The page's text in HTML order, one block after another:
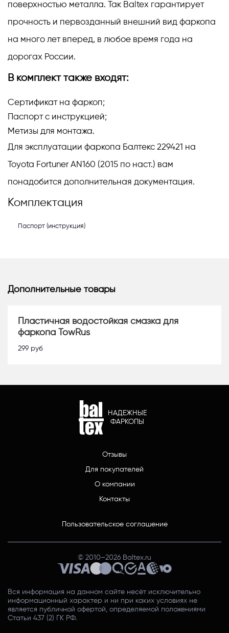
поверхностью металла. Так Baltex гарантирует
прочность и первозданный внешний вид фаркопа
на много лет вперед, в любое время года на
дорогах России.
В комплект также входят:
Сертификат на фаркоп;
Паспорт с инструкцией;
Метизы для монтажа.
Для эксплуатации фаркопа Балтекс 229421 на
Toyota Fortuner AN160 (2015 по наст.) вам
понадобится дополнительная документация.
Комплектация
Паспорт (инструкция)
Дополнительные товары
Пластичная водостойкая смазка для
фаркопа TowRus
299 руб
НАДЕЖНЫЕ
ФАРКОПЫ
Отзывы
Для покупателей
О компании
Контакты
Пользовательское соглашение
© 2010–2026 Baltex.ru
Вся информация на данном сайте несёт исключительно
информационный характер и ни при каких условиях не
является публичной офертой, определяемой положениями
Статьи 437 (2) ГК РФ.